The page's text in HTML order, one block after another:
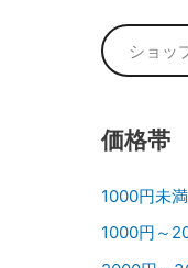
価格帯
1000円未満
1000円～